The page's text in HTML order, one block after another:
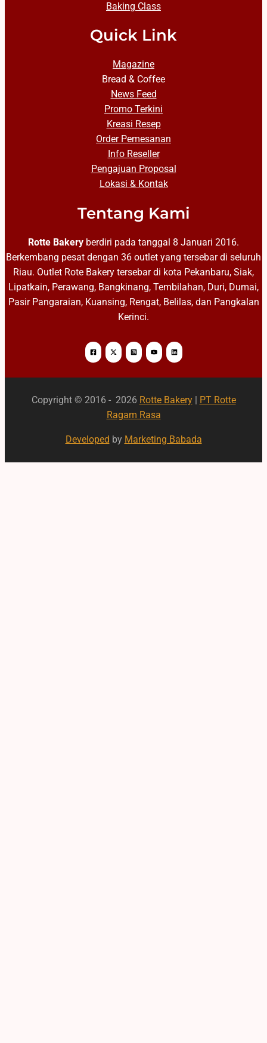
Baking Class
Quick Link
Magazine
Bread & Coffee
News Feed
Promo Terkini
Kreasi Resep
Order Pemesanan
Info Reseller
Pengajuan Proposal
Lokasi & Kontak
Tentang Kami
Rotte Bakery berdiri pada tanggal 8 Januari 2016.
Berkembang pesat dengan 36 outlet yang tersebar di seluruh
Riau. Outlet Rote Bakery tersebar di kota Pekanbaru, Siak,
Lipatkain, Perawang, Bangkinang, Tembilahan, Duri, Dumai,
Pasir Pangaraian, Kuansing, Rengat, Belilas, dan Pangkalan
Kerinci.
Copyright © 2016 - 2026 Rotte Bakery| PT Rotte
Ragam Rasa
Developed by Marketing Babada